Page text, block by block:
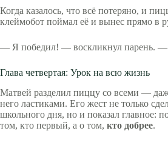
Когда казалось, что всё потеряно, и
клеймобот поймал её и вынес прямо в
— Я победил! — воскликнул парень. —
Глава четвертая: Урок на всю жизнь
Матвей разделил пиццу со всеми —
него ластиками. Его жест не только
школьного дня, но и показал главное:
том, кто первый, а о том, кто добрее.